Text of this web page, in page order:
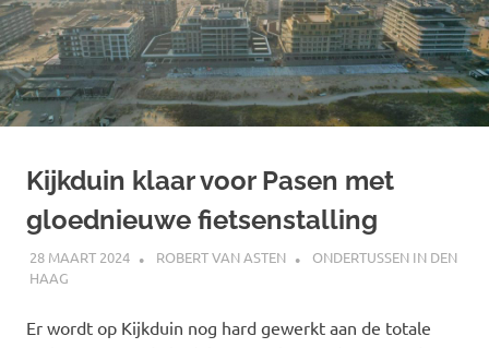
Kijkduin klaar voor Pasen met
gloednieuwe fietsenstalling
28 MAART 2024 ROBERT VAN ASTEN
ONDERTUSSEN IN DEN
HAAG
Er wordt op Kijkduin nog hard gewerkt aan de totale